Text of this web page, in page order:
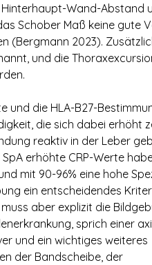
Hinterhaupt-Wand-Abstand
Schober Maß keine gute
(Bergmann 2023).
und die
und die HLA-B27-
die sich dabei erhöht
reaktiv in der Leber
erhöhte CRP-Werte
mit 90-96% eine hohe
ein entscheidendes
aber explizit die
sprich einer
und ein wichtiges weiteres
der Bandscheibe, der